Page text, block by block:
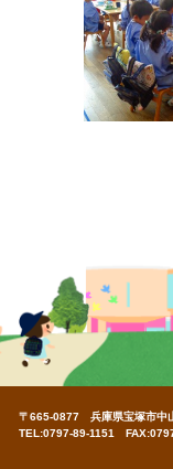
〒665-0877 兵庫県宝塚市中
TEL:0797-89-1151